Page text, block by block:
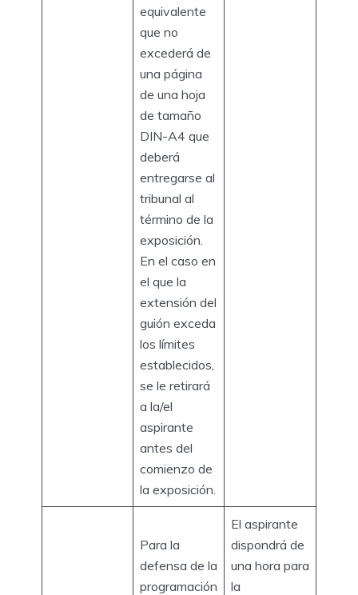
equivalente
que no
excederá de
una página
de una hoja
de tamaño
DIN-A4 que
deberá
entregarse al
tribunal al
término de la
exposición.
En el caso en
el que la
extensión del
guión exceda
los límites
establecidos,
se le retirará
a la/el
aspirante
antes del
comienzo de
la exposición.
Para la
defensa de la
programación
El aspirante
dispondrá de
una hora para
la